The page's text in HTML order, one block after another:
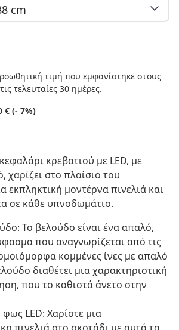
cm
τιμή που εμφανίστηκε στους
τελευταίες 30 ημέρες.
€ (- 7%)
κρεβατιού με LED, με
χαρίζει στο πλαίσιο του
εκπληκτική μοντέρνα πινελιά και
σε κάθε υπνοδωμάτιο.
Το βελούδο είναι ένα απαλό,
που αναγνωρίζεται από τις
κομμένες ίνες με απαλό
διαθέτει μια χαρακτηριστική
που το καθιστά άνετο στην
LED: Χαρίστε μια